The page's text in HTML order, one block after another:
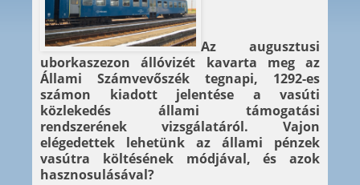
Az augusztusi
uborkaszezon állóvizét kavarta meg az
Állami Számvevőszék tegnapi, 1292-es
számon kiadott jelentése a vasúti
közlekedés állami támogatási
rendszerének vizsgálatáról. Vajon
elégedettek lehetünk az állami pénzek
vasútra költésének módjával, és azok
hasznosulásával?